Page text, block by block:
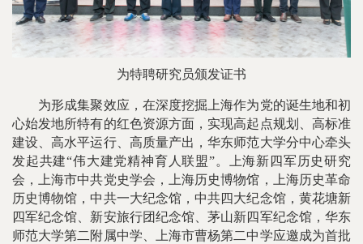
为特聘研究员颁发证书
为形成集聚效应，在深度挖掘上海作为党的诞生地和初
心始发地所特有的红色资源方面，实现高起点规划、高标准
建设、高水平运行、高质量产出，华东师范大学分中心牵头
发起共建“伟大建党精神育人联盟”。上海新四军历史研究
会，上海市中共党史学会，上海历史博物馆，上海历史革命
历史博物馆，中共一大纪念馆，中共四大纪念馆，黄花塘新
四军纪念馆、新安旅行团纪念馆、茅山新四军纪念馆，华东
师范大学第二附属中学、上海市曹杨第二中学应邀成为首批